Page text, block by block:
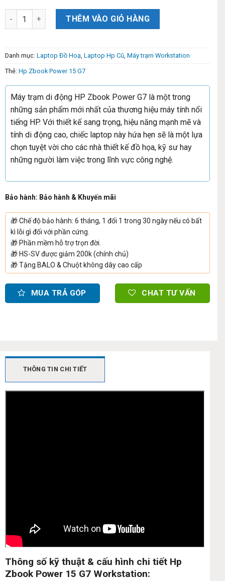
THÊM VÀO GIỎ HÀNG
Danh mục: Laptop Đồ Hoạ Laptop Hp Cũ Máy trạm Workstation
Thẻ: Hp Zbook Power 15 G7
Máy trạm di động HP Zbook Power G7 là một trong
những sản phẩm mới nhất của thương hiệu máy tính nổi
tiếng HP. Với thiết kế sang trọng, hiệu năng mạnh mẽ và
tính di động cao, chiếc laptop này hứa hẹn sẽ là một lựa
chọn tuyệt vời cho các nhà thiết kế đồ họa, kỹ sư hay
những người làm việc trong lĩnh vực công nghệ.
Bảo hành: Bảo hành & Khuyến mãi
🎁Chế độ bảo hành: 6 tháng, 1 đổi 1 trong 30 ngày nếu có bất
kì lỗi gì đối với phần cứng.
🎁 Phần mềm hỗ trợ trọn đời.
🎁 HS-SV được giảm 200k (chính chủ)
🎁Tặng BALO & Chuột không dây cao cấp
MUA TRẢ GÓP CHAT TƯ VẤN
THÔNG TIN CHI TIẾT
Thông số kỹ thuật & cấu hình chi tiết Hp
Zbook Power 15 G7 Workstation: